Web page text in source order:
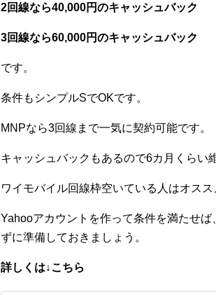
2回線なら40,000円のキャッシュバック
3回線なら60,000円のキャッシュバック
です。
条件もシンプルSでOKです。
MNPなら3回線まで一気に契約可能です。
キャッシュバックもあるので6カ月くらい
ワイモバイル回線枠空いている人はオスス
Yahooアカウントを作って条件を満たせ
ずに準備しておきましょう。
詳しくは↓こちら